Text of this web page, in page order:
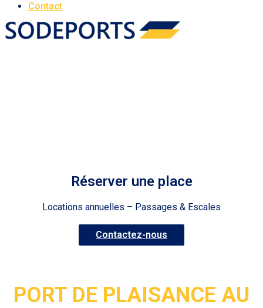
Contact
Réserver une place
Locations annuelles – Passages & Escales
Contactez-nous
PORT DE PLAISANCE AU